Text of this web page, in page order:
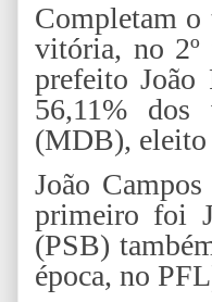
Completam o
vitória, no 2º
prefeito
56,11% dos
(MDB), eleito
João
primeiro foi
(PSB)
época, no